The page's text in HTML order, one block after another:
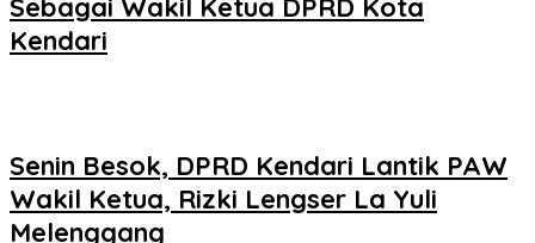
Kendari
Senin Besok, DPRD Kendari Lantik PAW
Wakil Ketua, Rizki Lengser La Yuli
Melenggang